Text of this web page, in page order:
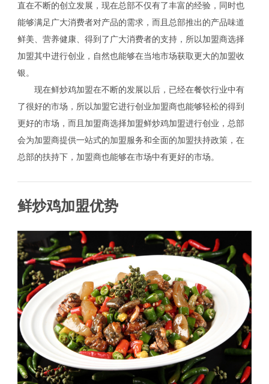
直在不断的创立发展，现在总部不仅有了丰富的经验，同时也
能够满足广大消费者对产品的需求，而且总部推出的产品味道
鲜美、营养健康、得到了广大消费者的支持，所以加盟商选择
加盟其中进行创业，自然也能够在当地市场获取更大的加盟收
银。
现在鲜炒鸡加盟在不断的发展以后，已经在餐饮行业中有
了很好的市场，所以加盟它进行创业加盟商也能够轻松的得到
更好的市场，而且加盟商选择加盟鲜炒鸡加盟进行创业，总部
会为加盟商提供一站式的加盟服务和全面的加盟扶持政策，在
总部的扶持下，加盟商也能够在市场中有更好的市场。
鲜炒鸡加盟优势